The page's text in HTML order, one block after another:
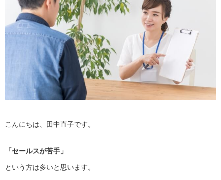
こんにちは、田中直子です。
「セールスが苦手」
という方は多いと思います。